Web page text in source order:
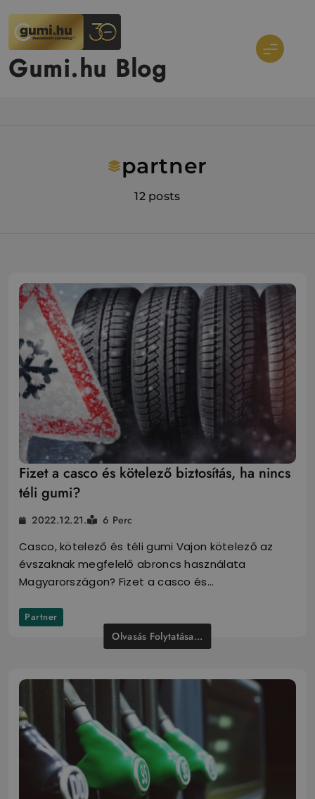
tartalomra
Gumi.hu Blog
partner
12 posts
Fizet a casco és kötelező biztosítás, ha nincs
téli gumi?
2022.12.21. 6 Perc
Casco, kötelező és téli gumi Vajon kötelező az
évszaknak megfelelő abroncs használata
Magyarországon? Fizet a casco és…
Partner
Olvasás Folytatása...